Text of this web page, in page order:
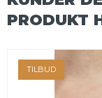
PRODUKT
TILBUD